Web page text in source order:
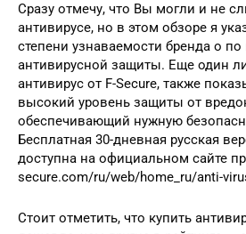
Сразу отмечу, что Вы могли и не
антивирусе, но в этом обзоре я
степени узнаваемости бренда о по
антивирусной защиты. Еще один
антивирус от F-Secure, также
высокий уровень защиты от
обеспечивающий нужную
Бесплатная 30-дневная русская
доступна на официальном сайте
secure.com/ru/web/home_ru/anti-
Стоит отметить, что купить